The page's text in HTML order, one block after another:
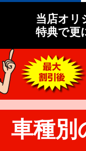
当店オリ
特典で更
車種別